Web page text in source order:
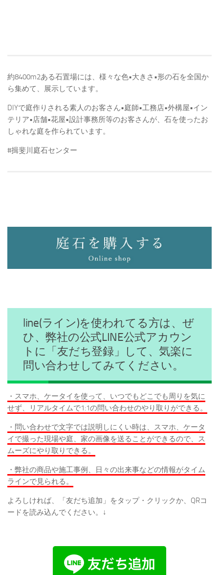
約8400m2ある石置場には、様々な色•大きさ•形の石を全国か
ら集めて、展示しています。
DIYで庭作りされる素人のお客さん•庭師•工務店•外構屋•イン
テリア•店舗•花屋•設計事務所等のお客さんが、石を使ったお
しゃれな庭を作られています。
#揖斐川庭石センター
line(ライン)を使われてる方は、ぜ
ひ、弊社の公式LINE公式アカウン
トに「友だち登録」して、気楽に
問い合わせしてみてください。
・スマホ、ケータイを使って、いつでもどこでも周りを気に
せず、リアルタイムで1:1の問い合わせのやり取りができる。
・問い合わせで文字では説明しにくい時は、スマホ、ケータ
イで撮った現場や庭、家の画像を送ることができるので、ス
ムーズにやり取りできる。
・弊社の商品や施工事例、日々の出来事などの情報がタイム
ラインで見られる。
よろしければ、「友だち追加」をタップ・クリックか、QRコ
ードを読み込んでください。↓